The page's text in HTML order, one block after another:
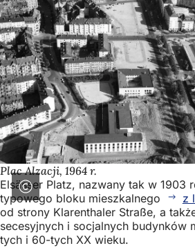
t
u
t
a
j
:
Plac Alzacji, 1964 r.
Elsässer Platz, nazwany tak w 1903
typowego bloku mieszkalnego
z
od strony Klarenthaler Straße, a
secesyjnych i socjalnych budynków
tych i 60-tych XX wieku.